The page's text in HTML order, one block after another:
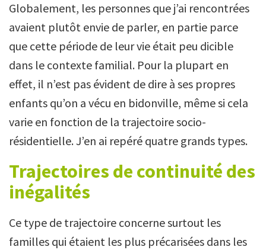
Globalement, les personnes que j’ai rencontrées
avaient plutôt envie de parler, en partie parce
que cette période de leur vie était peu dicible
dans le contexte familial. Pour la plupart en
effet, il n’est pas évident de dire à ses propres
enfants qu’on a vécu en bidonville, même si cela
varie en fonction de la trajectoire socio-
résidentielle. J’en ai repéré quatre grands types.
Trajectoires de continuité des
inégalités
Ce type de trajectoire concerne surtout les
familles qui étaient les plus précarisées dans les